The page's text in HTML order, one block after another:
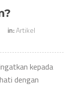
in:Artikel
kepada
dengan